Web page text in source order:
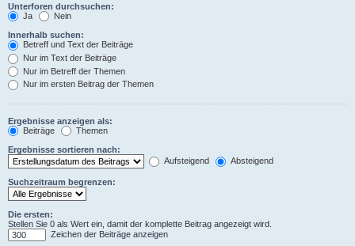
Unterforen durchsuchen:
Ja
Nein
Innerhalb suchen:
Betreff und Text der Beiträge
Nur im Text der Beiträge
Nur im Betreff der Themen
Nur im ersten Beitrag der Themen
Ergebnisse anzeigen als:
Beiträge
Themen
Ergebnisse sortieren nach:
Aufsteigend
Absteigend
Suchzeitraum begrenzen:
Die ersten:
Stellen Sie 0 als Wert ein, damit der komplette Beitrag angezeigt wird.
Zeichen der Beiträge anzeigen